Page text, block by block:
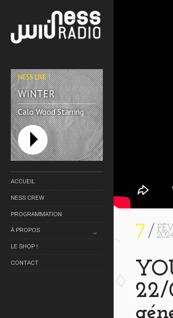
WINTER
Calo Wood Starring
Ester Rada
NESS LIVE !
ACCUEIL
NESS CREW
PROGRAMMATION
À PROPOS
LE SHOP !
CONTACT
7
FÉV
22/